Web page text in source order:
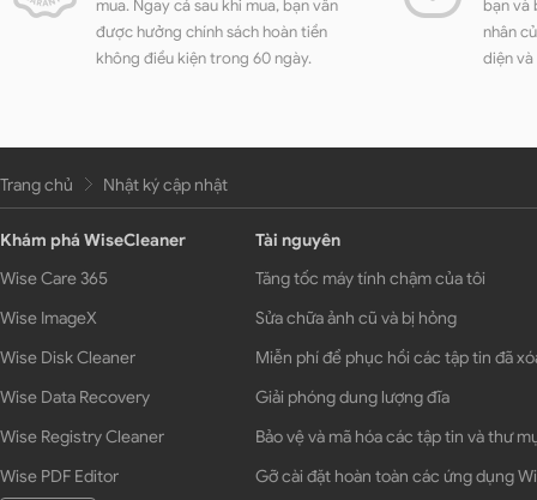
mua. Ngay cả sau khi mua, bạn vẫn
được hưởng chính sách hoàn tiền
không điều kiện trong 60 ngày.
bạn và
nhân
diện
Trang chủ Nhật ký cập nhật
Khám phá WiseCleaner
Wise Care 365
Wise ImageX
Wise Disk Cleaner
Wise Data Recovery
Wise Registry Cleaner
Wise PDF Editor
Tài nguyên
Tăng tốc máy tính chậm của tôi
Sửa chữa ảnh cũ và bị hỏng
Miễn phí để phục hồi các tập tin đã
Giải phóng dung lượng đĩa
Bảo vệ và mã hóa các tập tin và thư
Gỡ cài đặt hoàn toàn các ứng dụng